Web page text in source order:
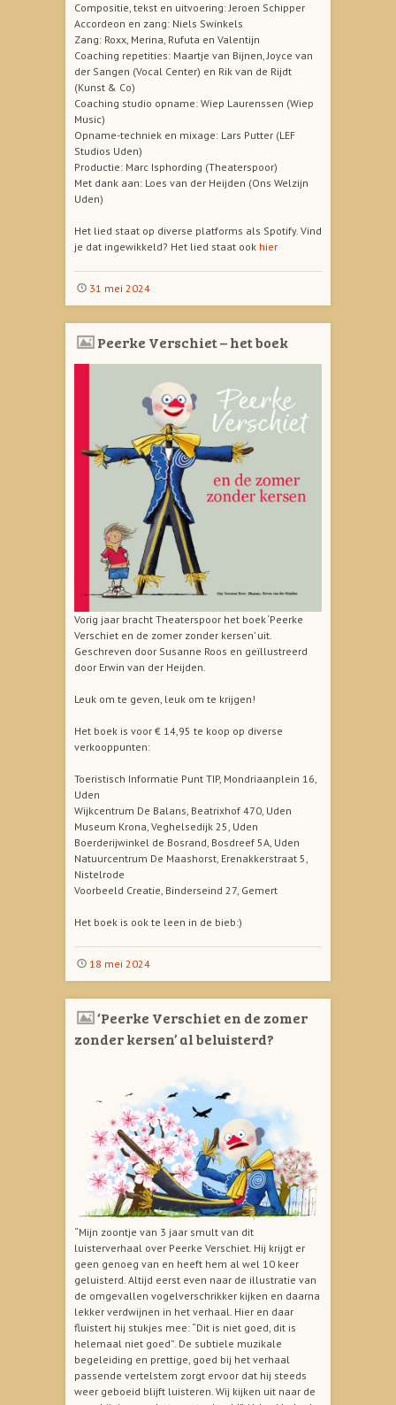
Compositie, tekst en uitvoering: Jeroen Schipper
Accordeon en zang: Niels Swinkels
Zang: Roxx, Merina, Rufuta en Valentijn
Coaching repetities: Maartje van Bijnen, Joyce van
der Sangen (Vocal Center) en Rik van de Rijdt
(Kunst & Co)
Coaching studio opname: Wiep Laurenssen (Wiep
Music)
Opname-techniek en mixage: Lars Putter (LEF
Studios Uden)
Productie: Marc Isphording (Theaterspoor)
Met dank aan: Loes van der Heijden (Ons Welzijn
Uden)
Het lied staat op diverse platforms als Spotify. Vind
je dat ingewikkeld? Het lied staat ook hier
31 mei 2024
Peerke Verschiet – het boek
Vorig jaar bracht Theaterspoor het boek ‘Peerke
Verschiet en de zomer zonder kersen’ uit.
Geschreven door Susanne Roos en geïllustreerd
door Erwin van der Heijden.
Leuk om te geven, leuk om te krijgen!
Het boek is voor € 14,95 te koop op diverse
verkooppunten:
Toeristisch Informatie Punt TIP, Mondriaanplein 16,
Uden
Wijkcentrum De Balans, Beatrixhof 470, Uden
Museum Krona, Veghelsedijk 25, Uden
Boerderijwinkel de Bosrand, Bosdreef 5A, Uden
Natuurcentrum De Maashorst, Erenakkerstraat 5,
Nistelrode
Voorbeeld Creatie, Binderseind 27, Gemert
Het boek is ook te leen in de bieb:)
18 mei 2024
‘Peerke Verschiet en de zomer
zonder kersen’ al beluisterd?
“Mijn zoontje van 3 jaar smult van dit
luisterverhaal over Peerke Verschiet. Hij krijgt er
geen genoeg van en heeft hem al wel 10 keer
geluisterd. Altijd eerst even naar de illustratie van
de omgevallen vogelverschrikker kijken en daarna
lekker verdwijnen in het verhaal. Hier en daar
fluistert hij stukjes mee: “Dit is niet goed, dit is
helemaal niet goed”. De subtiele muzikale
begeleiding en prettige, goed bij het verhaal
passende vertelstem zorgt ervoor dat hij steeds
weer geboeid blijft luisteren. Wij kijken uit naar de